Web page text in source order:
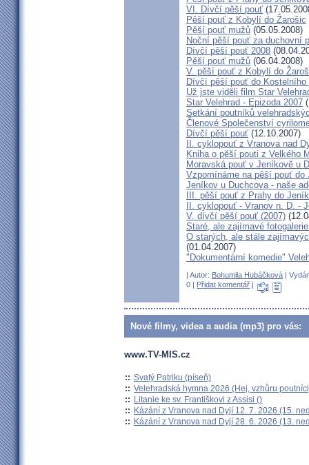
VI. Dívčí pěší pouť
Pěší pouť z Kobylí do Žarošic
Pěší pouť mužů (05.05.2008)
Noční pěší pouť za duchovní
Dívčí pěší pouť 2008
Pěší pouť mužů (06.04.2008)
V. pěší pouť z Kobylí do
Dívčí pěší pouť do Kostelního
Už jste viděli film Star
Star Velehrad - Epizoda 2007
Setkání poutníků
Členové Společenství
Dívčí pěší pouť (12.10.2007)
II. cyklopouť z Vranova nad
Kniha o pěší pouti z Velkého
Moravská pouť v Jeníkově u
Vzpomínáme na pěší pouť do
Jeníkov u Duchcova - naše
III. pěší pouť z Prahy do
II. cyklopouť - Vranov n. D. -
V. dívčí pěší pouť (2007)
Staré, ale zajímavé
O starých, ale stále
(01.04.2007)
"Dokumentární komedie"
| Autor: Bohumila Hubáčková |
0 | Přidat komentář |
Nové filmy, videa a audia (mp3) pro vás:
www.TV-MIS.cz
:: Svatý Patriku (píseň)
:: Velehradská hymna 2026 (Hej, vzhůru
:: Litanie ke sv. Františkovi z Assisi ()
:: Kázání z Vranova nad Dyjí 12. 7. 2026 (15.
:: Kázání z Vranova nad Dyjí 28. 6. 2026 (13.